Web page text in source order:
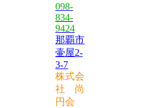
098-
834-
9424
那覇市
壷屋2-
3-7
株式会
社 尚
円会